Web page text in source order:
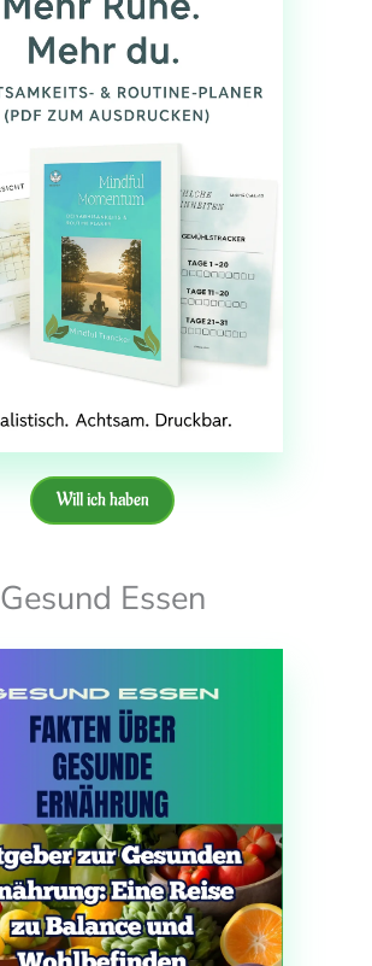
Will ich haben
Gesund Essen